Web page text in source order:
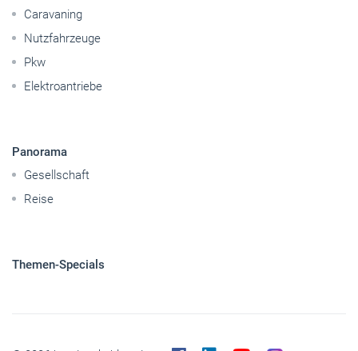
Caravaning
Nutzfahrzeuge
Pkw
Elektroantriebe
Panorama
Gesellschaft
Reise
Themen-Specials